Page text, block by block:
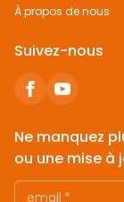
À propos de nous
Suivez-nous
Ne manquez
ou une mise à
email *